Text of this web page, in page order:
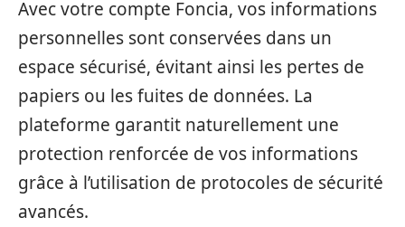
Avec votre compte Foncia, vos informations
personnelles sont conservées dans un
espace sécurisé, évitant ainsi les pertes de
papiers ou les fuites de données. La
plateforme garantit naturellement une
protection renforcée de vos informations
grâce à l’utilisation de protocoles de sécurité
avancés.